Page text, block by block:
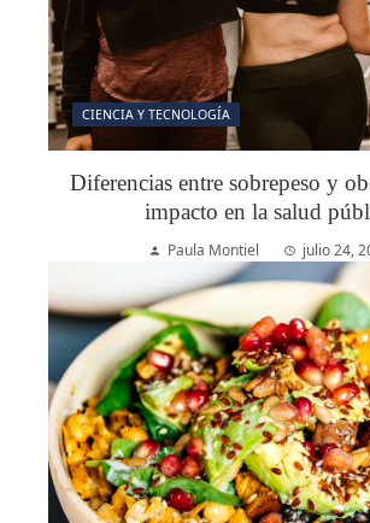
CIENCIA Y TECNOLOGÍA
Diferencias entre sobrepeso y
impacto en la salud
Paula Montiel julio 24,